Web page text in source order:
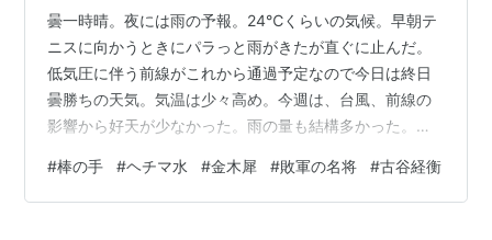
曇一時晴。夜には雨の予報。24℃くらいの気候。早朝テ
ニスに向かうときにパラっと雨がきたが直ぐに止んだ。
低気圧に伴う前線がこれから通過予定なので今日は終日
曇勝ちの天気。気温は少々高め。今週は、台風、前線の
影響から好天が少なかった。雨の量も結構多かった。気
近い気温だった。ちなみに去年の17日、名古屋では真夏
日越えだったようだ。来週前半は前線の影響が残るが、
#棒の手 #ヘチマ水 #金木犀 #敗軍の名将 #古谷経衡